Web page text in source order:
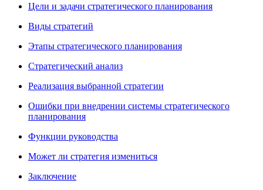
Цели и задачи стратегического планирования
Виды стратегий
Этапы стратегического планирования
Стратегический анализ
Реализация выбранной стратегии
Ошибки при внедрении системы стратегического
планирования
Функции руководства
Может ли стратегия измениться
Заключение